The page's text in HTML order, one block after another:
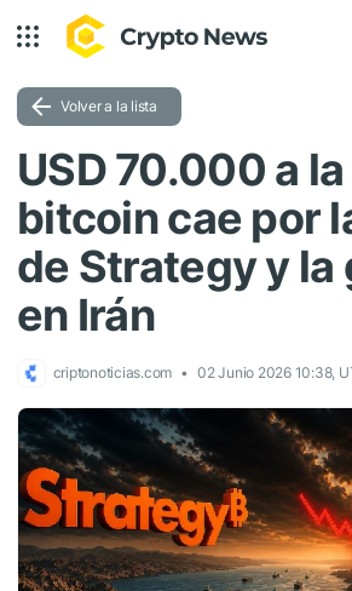
Volver a la lista
USD 70.000 a
bitcoin cae por
de Strategy y la
en Irán
criptonoticias.com 02 Junio 2026 10:38,